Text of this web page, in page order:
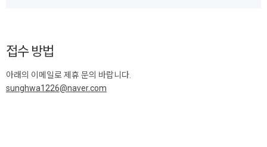
접수 방법
아래의 이메일로 제휴 문의 바랍니다.
sunghwa1226@naver.com